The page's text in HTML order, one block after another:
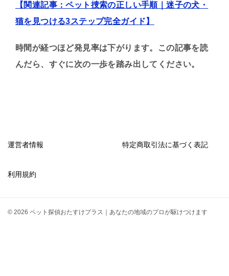
【関連記事：ペット捜索の正しい手順｜迷子の犬・
猫を見つける3ステップ完全ガイド】
時間が経つほど発見率は下がります。この記事を読
んだら、すぐに次の一歩を踏み出してください。
運営者情報 特定商取引法に基づく表記
利用規約
© 2026 ペット探偵おたすけプラス｜あなたの地域のプロが駆けつけます